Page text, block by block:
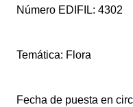
Número EDIFIL: 4302
Temática: Flora
Fecha de puesta en